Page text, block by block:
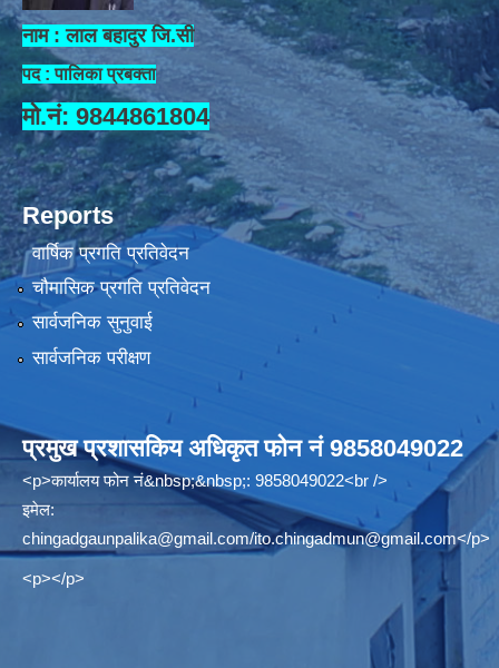
नाम : लाल बहादुर जि.सी
पद : पालिका प्रबक्ता
मो.नं: 9844861804
Reports
वार्षिक प्रगति प्रतिवेदन
चौमासिक प्रगति प्रतिवेदन
सार्वजनिक सुनुवाई
सार्वजनिक परीक्षण
प्रमुख प्रशासकिय अधिकृत फोन नं 9858049022
<p>कार्यालय फोन नं&nbsp;&nbsp;: 9858049022<br />
इमेल:
chingadgaunpalika@gmail.com/ito.chingadmun@gmail.com</p>
<p></p>